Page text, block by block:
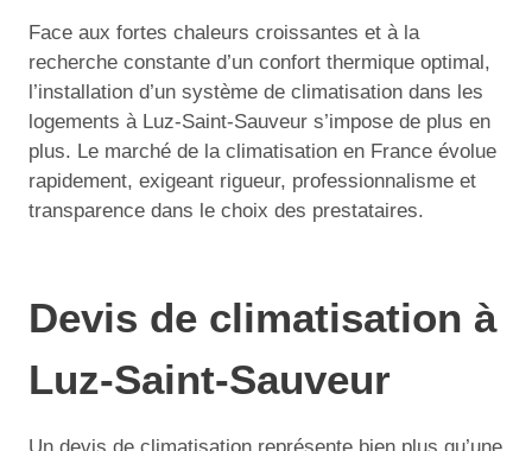
Face aux fortes chaleurs croissantes et à la
recherche constante d’un confort thermique optimal,
l’installation d’un système de climatisation dans les
logements à Luz-Saint-Sauveur s’impose de plus en
plus. Le marché de la climatisation en France évolue
rapidement, exigeant rigueur, professionnalisme et
transparence dans le choix des prestataires.
Devis de climatisation à
Luz-Saint-Sauveur
Un devis de climatisation représente bien plus qu’une